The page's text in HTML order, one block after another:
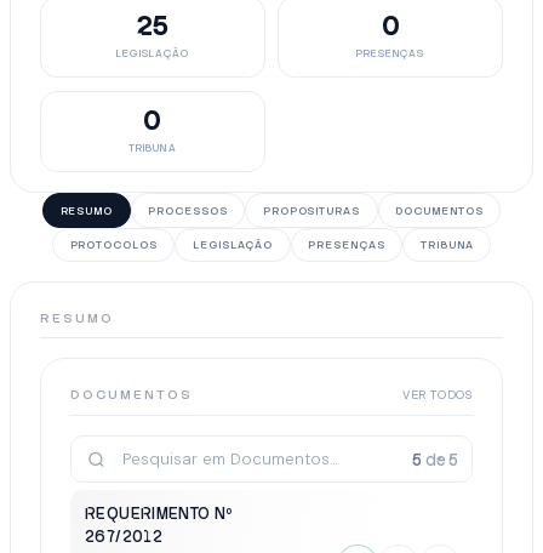
25
LEGISLAÇÃO
0
PRESENÇAS
0
TRIBUNA
RESUMO PROCESSOS PROPOSITURAS DOCUMENTOS
PROTOCOLOS LEGISLAÇÃO PRESENÇAS TRIBUNA
RESUMO
DOCUMENTOS VER TODOS
5 de5
REQUERIMENTO Nº
267/2012